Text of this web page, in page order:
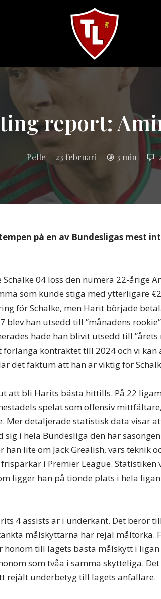
Sveriges
största
online
magazine!
report:
Pelle 23 februari 3 min
på en av Bundesligas mest
04 loss den numera 22-årige
som kunde stiga med ytterligare
för Schalke, men Harit började
blev han utsedd till ”månadens
hade han blivit utsedd till ”årets
kontraktet till 2024 och vi kan
det faktum att han är viktig för
att bli Harits bästa hittills. På 22
spelat som offensiv
Mer detaljerade statistisk data visar
i hela Bundesliga den här
han lite om Jack Grealish, vars teknik
i Premier League. Statistiken
ligger han på tionde plats i hela ligan
4 assists är i underkant. Det beror
målskyttarna har rejäl måltorka.
honom till lagets bästa målskytt i
som tvåa i samma skytteliga.
rejält underbetyg till lagets anfallare.